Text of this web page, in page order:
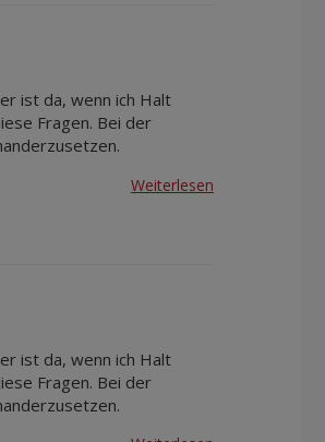
ist da, wenn ich Halt
Fragen. Bei der
Weiterlesen
ist da, wenn ich Halt
Fragen. Bei der